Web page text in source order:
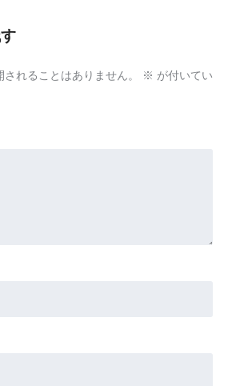
れることはありません。 ※ が付いてい